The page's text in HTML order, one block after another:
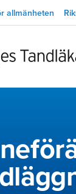
allmänheten